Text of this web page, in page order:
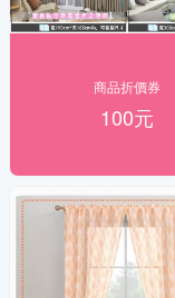
商品折價券
100元